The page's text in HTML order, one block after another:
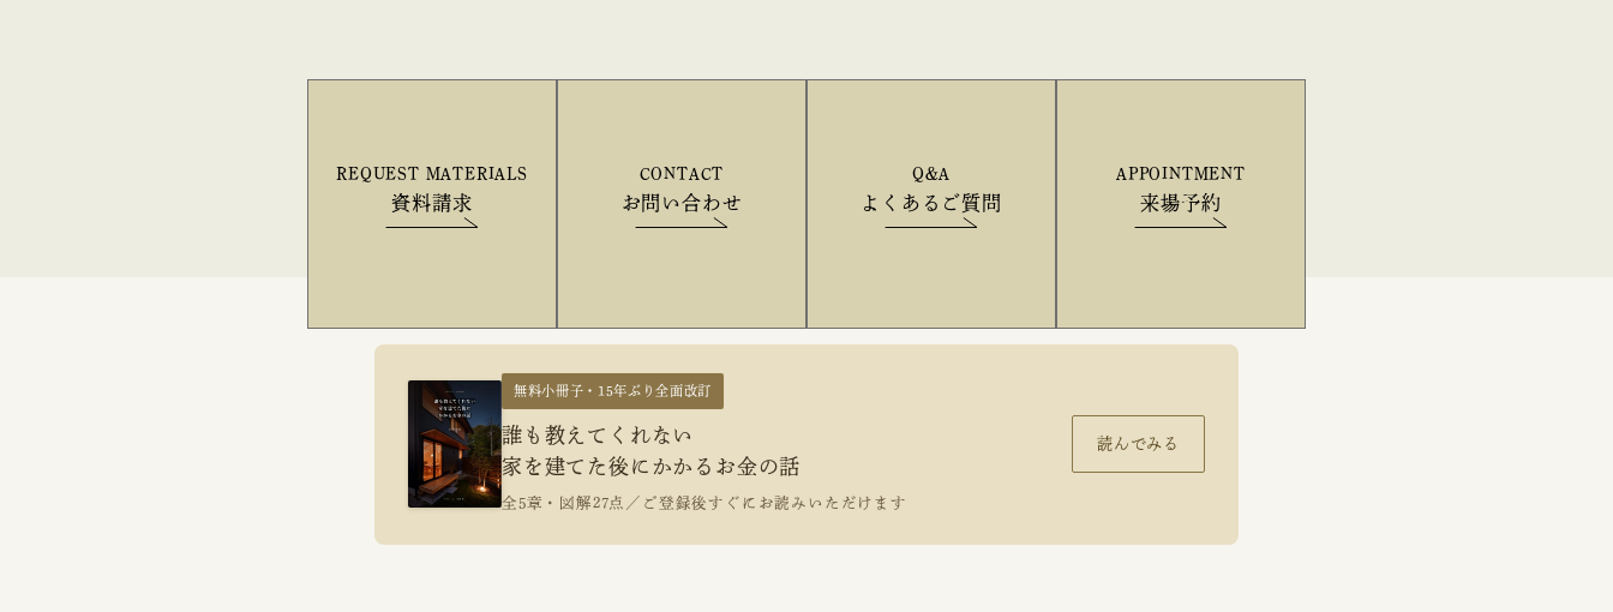
REQUEST MATERIALS
資料請求
CONTACT
お問い合わせ
Q&A
よくあるご質問
APPOINTMENT
来場予約
無料小冊子・15年ぶり全面改訂
誰も教えてくれない
家を建てた後にかかるお金の話
全5章・図解27点／ご登録後すぐにお読みいただけます
読んでみる